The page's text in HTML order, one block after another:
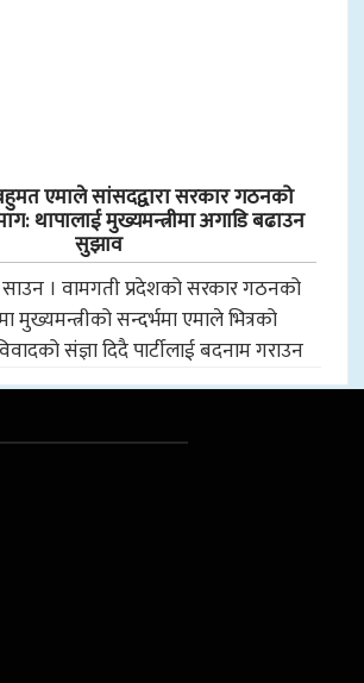
एमाले सांसदद्वारा सरकार गठनको
थापालाई मुख्यमन्त्रीमा अगाडि बढाउन
सुझाव
। वामगती प्रदेशको सरकार गठनको
मुख्यमन्त्रीको सन्दर्भमा एमाले भित्रको
संज्ञा दिदै पार्टीलाई बदनाम गराउन